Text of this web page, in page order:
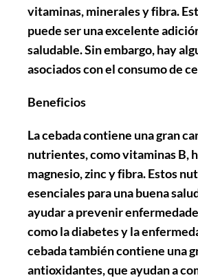
vitaminas, minerales y fibra.
puede ser una excelente
saludable. Sin embargo, hay
asociados con el consumo de
Beneficios
La cebada contiene una gran
nutrientes, como vitaminas B,
magnesio, zinc y fibra. Estos
esenciales para una buena
ayudar a prevenir
como la diabetes y la
cebada también contiene una
antioxidantes, que ayudan a